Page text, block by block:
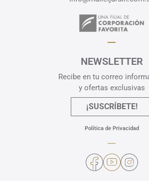
NEWSLETTER
Recibe en tu correo
y ofertas exclusivas
¡SUSCRÍBETE!
Política de Privacidad